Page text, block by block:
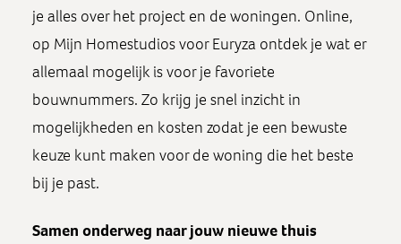
je alles over het project en de woningen. Online,
op Mijn Homestudios voor Euryza ontdek je wat er
allemaal mogelijk is voor je favoriete
bouwnummers. Zo krijg je snel inzicht in
mogelijkheden en kosten zodat je een bewuste
keuze kunt maken voor de woning die het beste
bij je past.
Samen onderweg naar jouw nieuwe thuis